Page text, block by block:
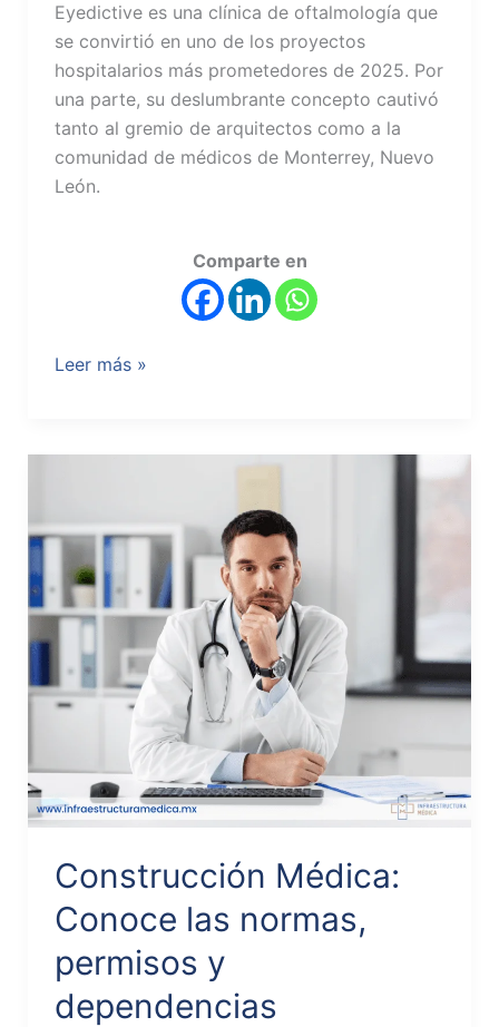
Eyedictive es una clínica de oftalmología que
se convirtió en uno de los proyectos
hospitalarios más prometedores de 2025. Por
una parte, su deslumbrante concepto cautivó
tanto al gremio de arquitectos como a la
comunidad de médicos de Monterrey, Nuevo
León.
Comparte en
Leer más »
Construcción Médica:
Conoce las normas,
permisos y
dependencias
Conoce
normas,
permisos
dependencias